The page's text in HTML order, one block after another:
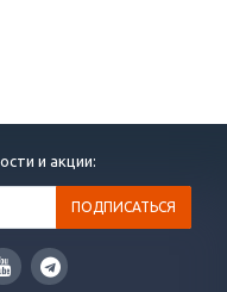
и акции: